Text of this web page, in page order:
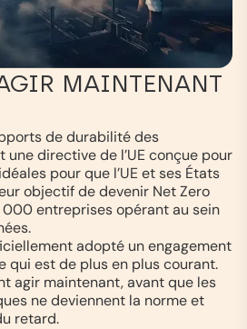
MAINTENANT
de durabilité des
une directive de l’UE conçue pour
pour que l’UE et ses États
objectif de devenir Net Zero
000 entreprises opérant au sein
adopté un engagement
qui est de plus en plus courant.
agir maintenant, avant que les
ne deviennent la norme et
retard.